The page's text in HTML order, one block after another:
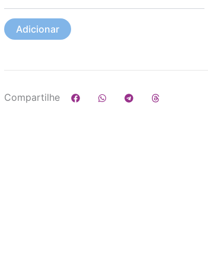
Adicionar
Compartilhe